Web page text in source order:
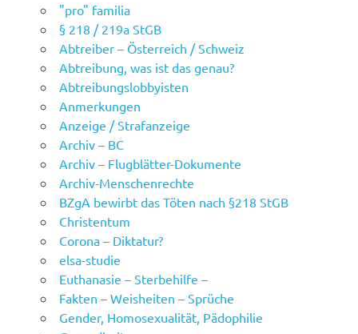
"pro" familia
§ 218 / 219a StGB
Abtreiber – Österreich / Schweiz
Abtreibung, was ist das genau?
Abtreibungslobbyisten
Anmerkungen
Anzeige / Strafanzeige
Archiv – BC
Archiv – Flugblätter-Dokumente
Archiv-Menschenrechte
BZgA bewirbt das Töten nach §218 StGB
Christentum
Corona – Diktatur?
elsa-studie
Euthanasie – Sterbehilfe –
Fakten – Weisheiten – Sprüche
Gender, Homosexualität, Pädophilie